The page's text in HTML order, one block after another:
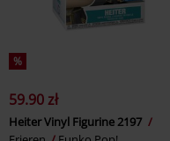
%
59.90 zł
Heiter Vinyl Figurine 2197